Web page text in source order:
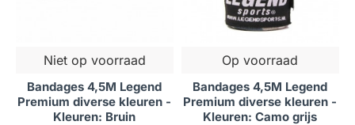
Niet op voorraad
Bandages 4,5M Legend
Premium diverse kleuren -
Kleuren: Bruin
Op voorraad
Bandages 4,5M Legend
Premium diverse kleuren -
Kleuren: Camo grijs